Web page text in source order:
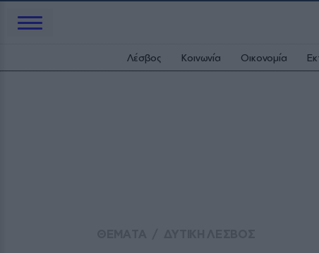
Λέσβος Κοινωνία Οικονομία